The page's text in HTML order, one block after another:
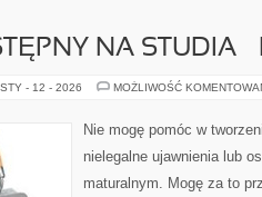
NA STUDIA
STY - 12 - 2026 MOŻLIWOŚĆ
Nie mogę pomóc w
nielegalne ujawnienia lub
maturalnym. Mogę za to